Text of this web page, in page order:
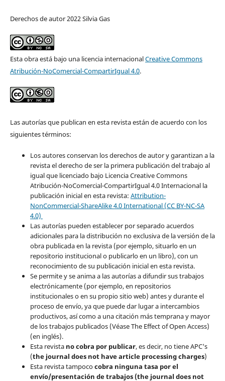
Derechos de autor 2022 Silvia Gas
Esta obra está bajo una licencia internacionalCreative Commons
Atribución-NoComercial-CompartirIgual 4.0.
Las autorías que publican en esta revista están de acuerdo con los
siguientes términos:
Los autores conservan los derechos de autor y garantizan a la
revista el derecho de ser la primera publicación del trabajo al
igual que licenciado bajo Licencia Creative Commons
Atribución-NoComercial-CompartirIgual 4.0 Internacional la
publicación inicial en esta revista: Attribution-
NonCommercial-ShareAlike 4.0 International (CC BY-NC-SA
4.0)
Las autorías pueden establecer por separado acuerdos
adicionales para la distribución no exclusiva de la versión de la
obra publicada en la revista (por ejemplo, situarlo en un
repositorio institucional o publicarlo en un libro), con un
reconocimiento de su publicación inicial en esta revista.
Se permite y se anima a las autorías a difundir sus trabajos
electrónicamente (por ejemplo, en repositorios
institucionales o en su propio sitio web) antes y durante el
proceso de envío, ya que puede dar lugar a intercambios
productivos, así como a una citación más temprana y mayor
de los trabajos publicados (Véase The Effect of Open Access)
(en inglés).
Esta revista no cobra por publicar, es decir, no tiene APC's
(the journal does not have article processing charges)
Esta revista tampococobra ninguna tasa por el
envío/presentación de trabajos (the journal does not